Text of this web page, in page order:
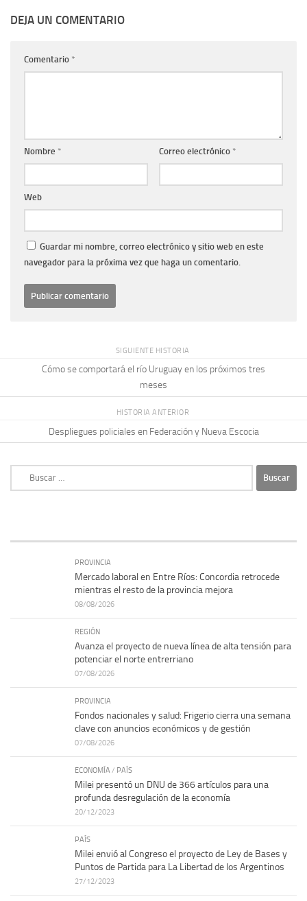
DEJA UN COMENTARIO
Comentario *
Nombre * Correo electrónico *
Web
Guardar mi nombre, correo electrónico y sitio web en este
navegador para la próxima vez que haga un comentario.
SIGUIENTE HISTORIA
Cómo se comportará el río Uruguay en los próximos tres
meses
HISTORIA ANTERIOR
Despliegues policiales en Federación y Nueva Escocia
PROVINCIA
Mercado laboral en Entre Ríos: Concordia retrocede
mientras el resto de la provincia mejora
08/08/2026
REGIÓN
Avanza el proyecto de nueva línea de alta tensión para
potenciar el norte entrerriano
07/08/2026
PROVINCIA
Fondos nacionales y salud: Frigerio cierra una semana
clave con anuncios económicos y de gestión
07/08/2026
ECONOMÍA / PAÍS
Milei presentó un DNU de 366 artículos para una
profunda desregulación de la economía
20/12/2023
PAÍS
Milei envió al Congreso el proyecto de Ley de Bases y
Puntos de Partida para La Libertad de los Argentinos
27/12/2023